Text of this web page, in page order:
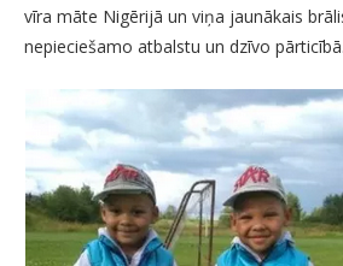
vīra māte Nigērijā un viņa jaunākais
nepieciešamo atbalstu un dzīvo pārticībā.